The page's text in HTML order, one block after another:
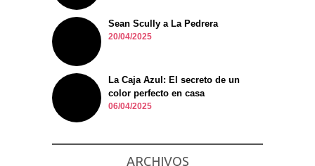
Sean Scully a La Pedrera
20/04/2025
La Caja Azul: El secreto de un
color perfecto en casa
06/04/2025
ARCHIVOS